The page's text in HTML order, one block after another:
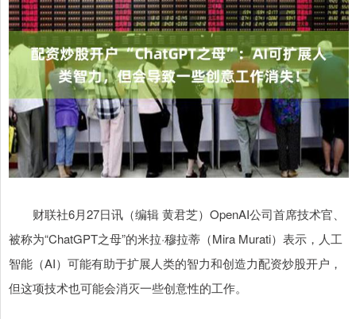
财联社6月27日讯（编辑 黄君芝）OpenAI公司首席技术官、
被称为“ChatGPT之母”的米拉·穆拉蒂（Mira Murati）表示，人工
智能（AI）可能有助于扩展人类的智力和创造力配资炒股开户，
但这项技术也可能会消灭一些创意性的工作。